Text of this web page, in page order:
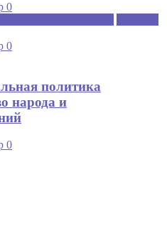
0
0
политика
народа и
0